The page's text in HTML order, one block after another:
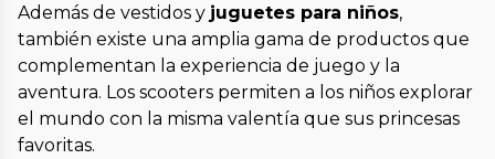
Además de vestidos y juguetes para niños,
también existe una amplia gama de productos que
complementan la experiencia de juego y la
aventura. Los scooters permiten a los niños explorar
el mundo con la misma valentía que sus princesas
favoritas.